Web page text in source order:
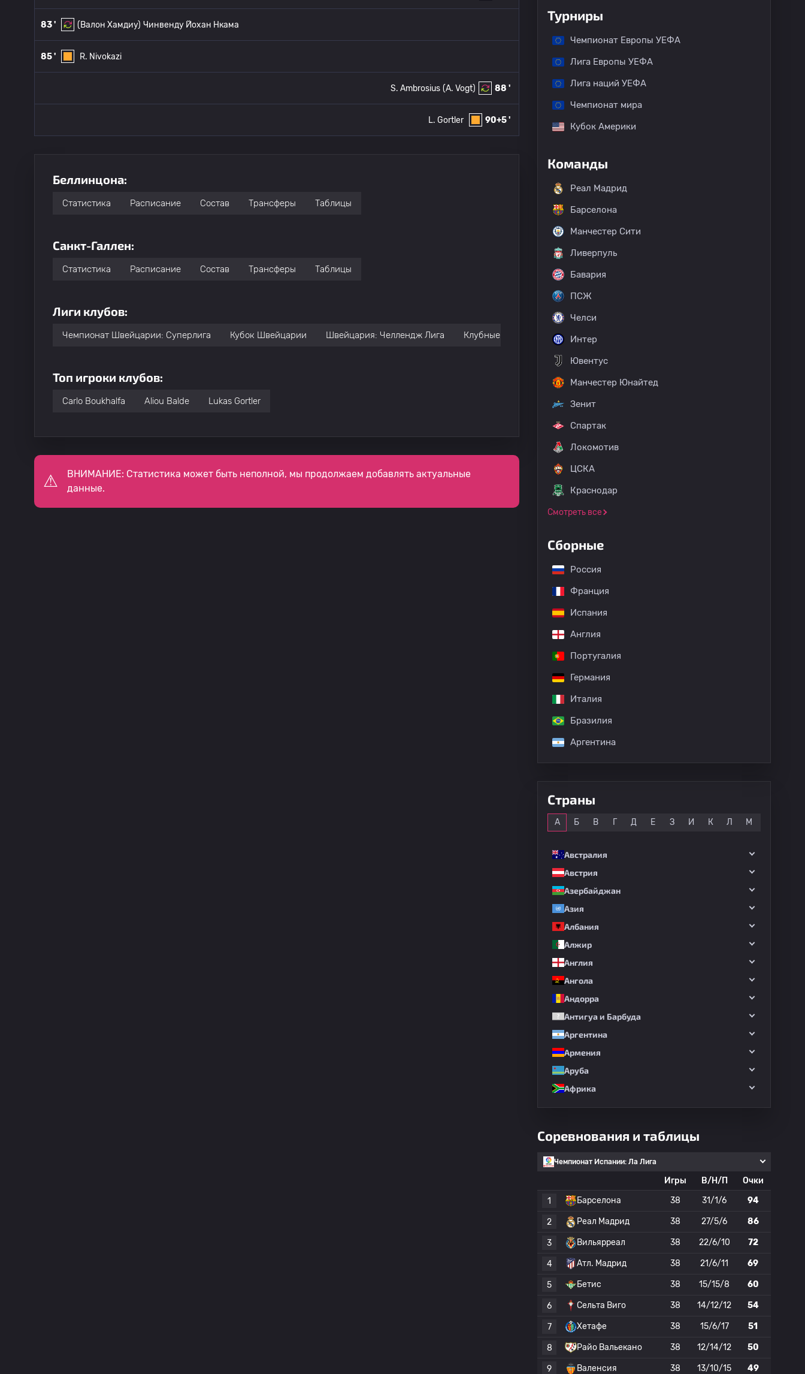
83 ' (Валон Хамдиу) Чинвенду Йохан Нкама
85 ' R. Nivokazi
88 '
(A. Vogt)
S. Ambrosius
90+5 '
L. Gortler
Беллинцона:
Статистика Расписание Состав Трансферы Таблицы
Санкт-Галлен:
Статистика Расписание Состав Трансферы Таблицы
Лиги клубов:
Чемпионат Швейцарии: Суперлига Кубок Швейцарии Швейцария: Челлендж Лига Клубные товарищеские матчи
Топ игроки клубов:
Carlo Boukhalfa Aliou Balde Lukas Gortler
ВНИМАНИЕ: Статистика может быть неполной, мы продолжаем добавлять актуальные
данные.
Турниры
Чемпионат Европы УЕФА
Лига Европы УЕФА
Лига наций УЕФА
Чемпионат мира
Кубок Америки
Команды
Реал Мадрид
Барселона
Манчестер Сити
Ливерпуль
Бавария
ПСЖ
Челси
Интер
Ювентус
Манчестер Юнайтед
Зенит
Спартак
Локомотив
ЦСКА
Краснодар
Смотреть все
Сборные
Россия
Франция
Испания
Англия
Португалия
Германия
Италия
Бразилия
Аргентина
Страны
А Б В Г Д Е З И К Л М
Австралия
Австрия
Азербайджан
Азия
Албания
Алжир
Англия
Ангола
Андорра
Антигуа и Барбуда
Аргентина
Армения
Аруба
Африка
Соревнования и таблицы
Чемпионат Испании: Ла Лига
Игры В/Н/П
Очки
1
Барселона 38 31/1/6 94
2 Реал Мадрид 38 27/5/6 86
3 Вильярреал 38 22/6/10 72
4 Атл. Мадрид 38 21/6/11 69
5 Бетис 38 15/15/8 60
6 Сельта Виго 38 14/12/12 54
7 Хетафе 38 15/6/17 51
8 Райо Вальекано 38 12/14/12 50
9 Валенсия 38 13/10/15 49